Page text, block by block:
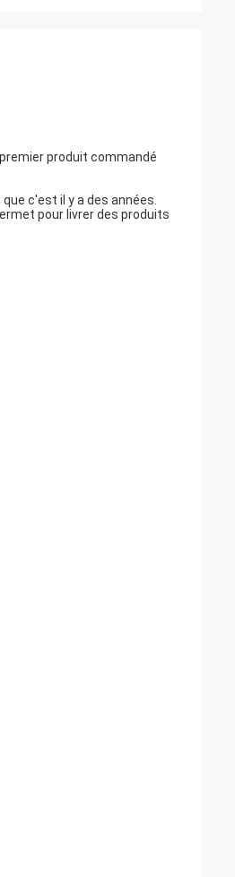
produit commandé
c'est il y a des années.
pour livrer des produits